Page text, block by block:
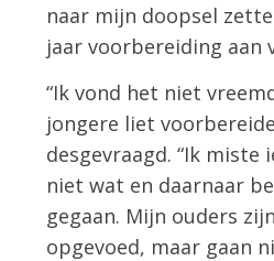
naar mijn doopsel
jaar voorbereiding aan
“Ik vond het niet
jongere liet
desgevraagd. “Ik miste
niet wat en daarnaar
gegaan. Mijn ouders
opgevoed, maar gaan